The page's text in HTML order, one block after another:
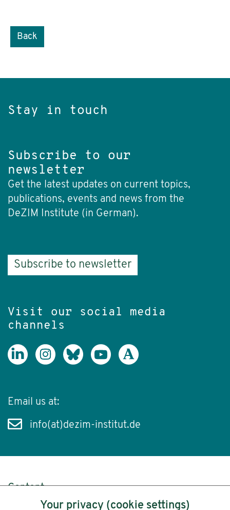
Back
Stay in touch
Subscribe to our
newsletter
Get the latest updates on current topics,
publications, events and news from the
DeZIM Institute (in German).
Subscribe to newsletter
Visit our social media
channels
Email us at:
info(at)dezim-institut.de
Content
Your privacy (cookie settings)